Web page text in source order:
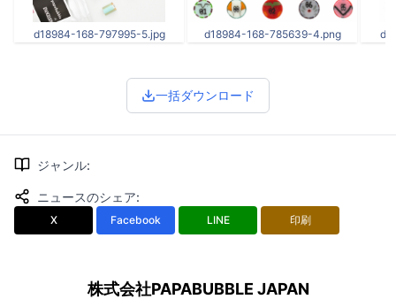
d18984-168-797995-5.jpg d18984-168-785639-4.png
一括ダウンロード
ジャンル:
ニュースのシェア:
X Facebook LINE 印刷
株式会社PAPABUBBLE JAPAN